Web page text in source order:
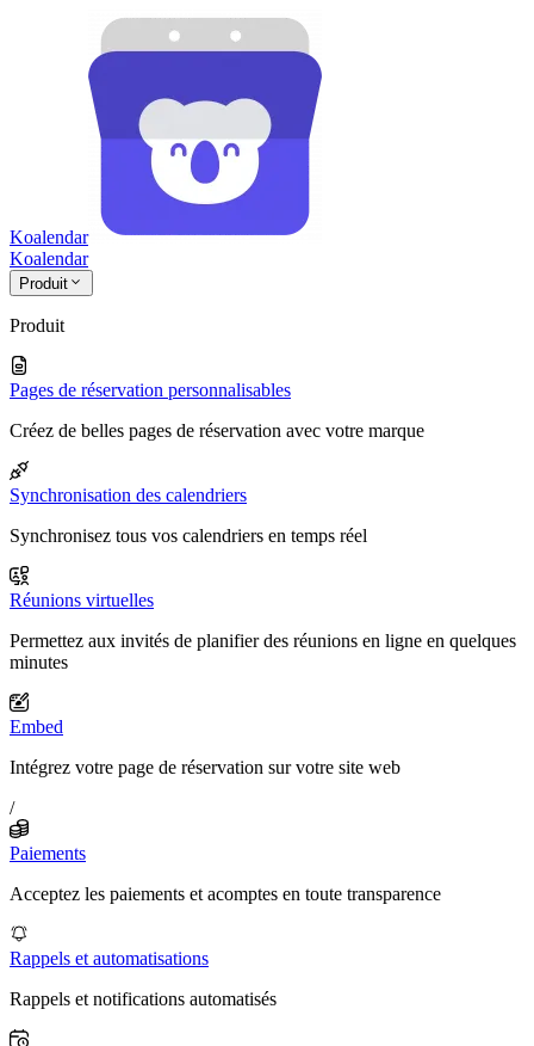
Koalendar
Koalendar
Produit
Produit
Pages de réservation personnalisables
Créez de belles pages de réservation avec votre marque
Synchronisation des calendriers
Synchronisez tous vos calendriers en temps réel
Réunions virtuelles
Permettez aux invités de planifier des réunions en ligne en quelques
minutes
Embed
Intégrez votre page de réservation sur votre site web
/
Paiements
Acceptez les paiements et acomptes en toute transparence
Rappels et automatisations
Rappels et notifications automatisés